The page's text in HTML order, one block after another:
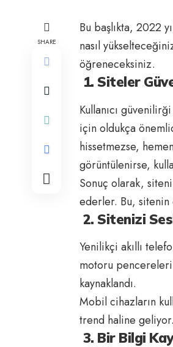
SHARE
Bu başlıkta, 2022
nasıl
öğreneceksiniz.
1. Siteler
Kullanıcı
için oldukça
hissetmezse,
görüntülenirse,
Sonuç olarak,
ederler. Bu,
2. Sitenizi
Yenilikçi akıllı
motoru
kaynaklandı.
Mobil cihazların
trend haline geliyor.
3. Bir Bilgi